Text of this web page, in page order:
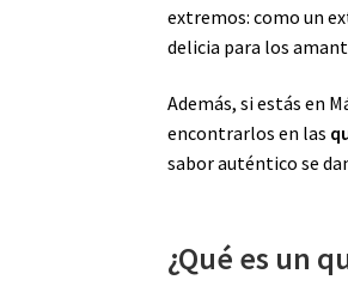
extremos: como un
delicia para los
Además, si estás en
encontrarlos en las
sabor auténtico se
¿Qué es un